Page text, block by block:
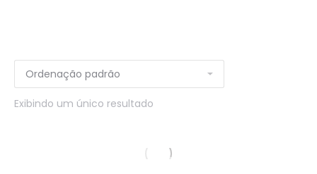
Exibindo um único resultado